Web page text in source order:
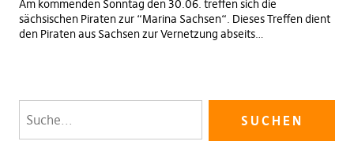
Am kommenden Sonntag den 30.06. treffen sich die
sächsischen Piraten zur “Marina Sachsen“. Dieses Treffen dient
den Piraten aus Sachsen zur Vernetzung abseits…